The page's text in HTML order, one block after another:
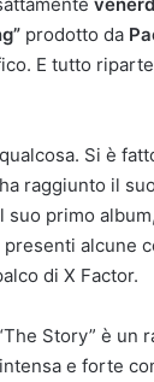
prodotto da
E tutto
Si è
raggiunto il
primo
alcune
di X Factor.
Story” è un
e forte